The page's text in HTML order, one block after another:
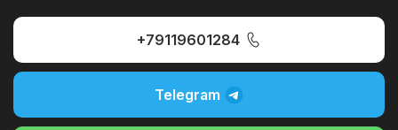
+79119601284
Telegram